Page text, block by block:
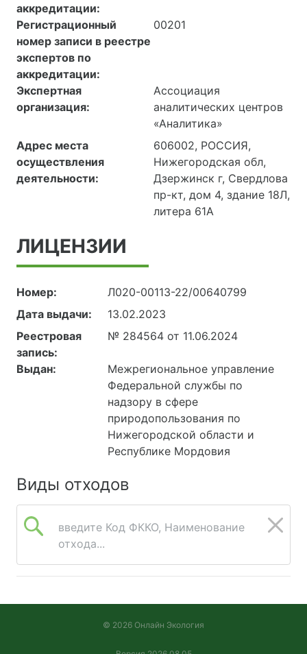
аккредитации:
Регистрационный
номер записи в реестре
экспертов по
аккредитации:
00201
Экспертная
организация:
Ассоциация
аналитических центров
«Аналитика»
Адрес места
осуществления
деятельности:
606002, РОССИЯ,
Нижегородская обл,
Дзержинск г, Свердлова
пр-кт, дом 4, здание 18Л,
литера 61А
ЛИЦЕНЗИИ
Номер:
Л020-00113-22/00640799
Дата выдачи:
13.02.2023
Реестровая
запись:
№ 284564 от 11.06.2024
Выдан:
Межрегиональное управление
Федеральной службы по
надзору в сфере
природопользования по
Нижегородской области и
Республике Мордовия
Виды отходов
введите Код ФККО, Наименование
отхода...
© 2026 Онлайн Экология